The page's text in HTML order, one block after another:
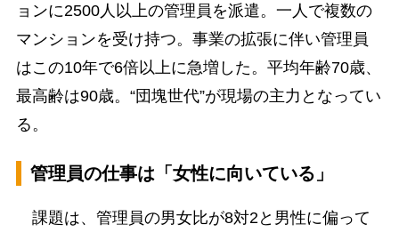
ョンに2500人以上の管理員を派遣。一人で複数の
マンションを受け持つ。事業の拡張に伴い管理員
はこの10年で6倍以上に急増した。平均年齢70歳、
最高齢は90歳。“団塊世代”が現場の主力となってい
る。
管理員の仕事は「女性に向いている」
課題は、管理員の男女比が8対2と男性に偏って